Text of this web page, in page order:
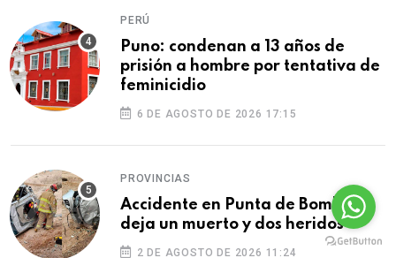
PERÚ
Puno: condenan a 13 años de
prisión a hombre por tentativa de
feminicidio
6 DE AGOSTO DE 2026 17:15
PROVINCIAS
Accidente en Punta de Bombón
deja un muerto y dos heridos
2 DE AGOSTO DE 2026 11:24